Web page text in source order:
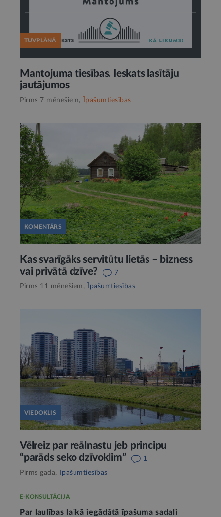
TUVPLĀNĀ
Mantojuma tiesības. Ieskats lasītāju
jautājumos
Pirms 7 mēnešiem, Īpašumtiesības
KOMENTĀRS
Kas svarīgāks servitūtu lietās – bizness
vai privātā dzīve?
7
Pirms 11 mēnešiem,
Īpašumtiesības
VIEDOKLIS
Vēlreiz par reālnastu jeb principu
“parāds seko dzīvoklim”
1
Pirms gada,
Īpašumtiesības
E-KONSULTĀCIJA
Par laulības laikā iegādātā īpašuma sadali